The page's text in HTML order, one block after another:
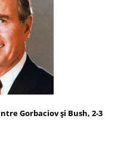
Gorbaciov și Bush, 2-3